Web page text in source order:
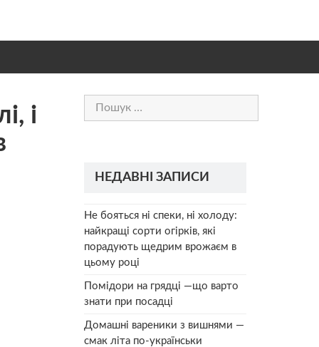
і
Пошук:
НЕДАВНІ ЗАПИСИ
Не бояться ні спеки, ні холоду:
найкращі сорти огірків, які
порадують щедрим врожаєм в
цьому році
Помідори на грядці —що варто
знати при посадці
Домашні вареники з вишнями —
смак літа по-українськи